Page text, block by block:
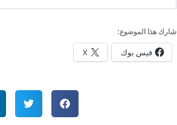
شارك هذا الموضوع:
فيس بوك X